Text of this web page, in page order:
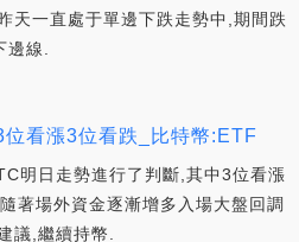
天一直處于單邊下跌走勢中,期間跌
線.
看漲3位看跌_比特幣:ETF
明日走勢進行了判斷,其中3位看漲
著場外資金逐漸增多入場大盤回調
議,繼續持幣.